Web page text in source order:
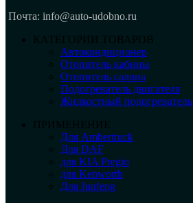
Почта: info@auto-udobno.ru
КАТЕГОРИИ ТОВАРОВ
Автокондиционер
Отопитель кабины
Отопитель салона
Подогреватель двигателя
Жидкостный подогреватель
ПРИМЕНЕНИЕ
Для Ambertruck
Для DAF
для KIA Pregio
для Kenworth
Для Junfeng